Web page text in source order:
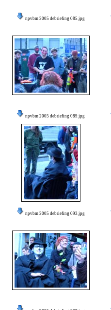
npvbm 2005 debriefing 085.jpg
npvbm 2005 debriefing 089.jpg
npvbm 2005 debriefing 093.jpg